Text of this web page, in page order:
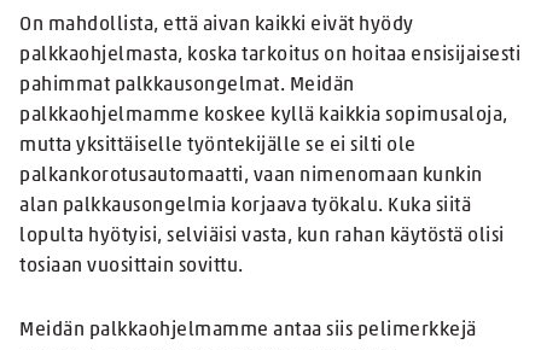
On mahdollista, että aivan kaikki eivät hyödy
palkkaohjelmasta, koska tarkoitus on hoitaa ensisijaisesti
pahimmat palkkausongelmat. Meidän
palkkaohjelmamme koskee kyllä kaikkia sopimusaloja,
mutta yksittäiselle työntekijälle se ei silti ole
palkankorotusautomaatti, vaan nimenomaan kunkin
alan palkkausongelmia korjaava työkalu. Kuka siitä
lopulta hyötyisi, selviäisi vasta, kun rahan käytöstä olisi
tosiaan vuosittain sovittu.
Meidän palkkaohjelmamme antaa siis pelimerkkejä